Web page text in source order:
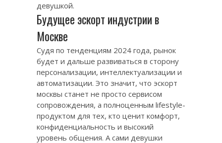
девушкой.
Будущее эскорт индустрии в
Москве
Судя по тенденциям 2024 года, рынок
будет и дальше развиваться в сторону
персонализации, интеллектуализации и
автоматизации. Это значит, что эскорт
москвы станет не просто сервисом
сопровождения, а полноценным lifestyle-
продуктом для тех, кто ценит комфорт,
конфиденциальность и высокий
уровень общения. А сами девушки